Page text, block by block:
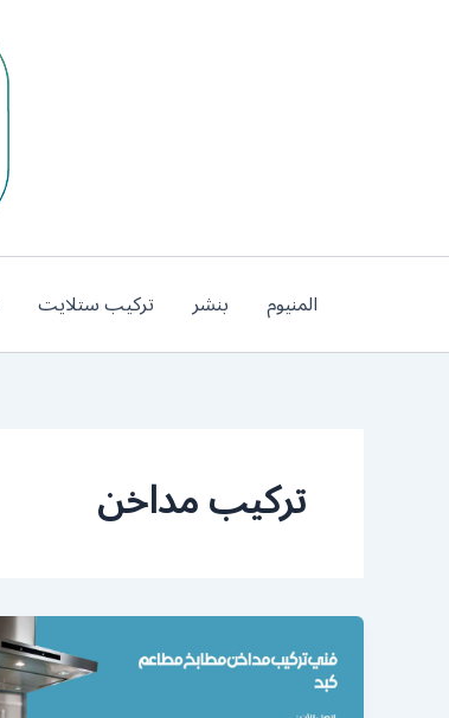
المنيوم بنشر تركيب ستلايت
تركيب مداخن